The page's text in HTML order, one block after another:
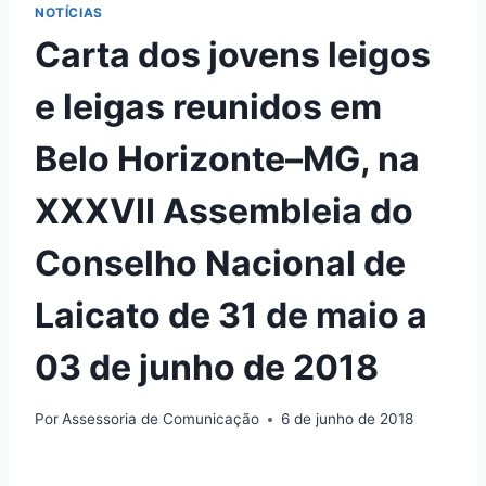
NOTÍCIAS
Carta dos jovens leigos
e leigas reunidos em
Belo Horizonte–MG, na
XXXVII Assembleia do
Conselho Nacional de
Laicato de 31 de maio a
03 de junho de 2018
PorAssessoria de Comunicação 6 de junho de 2018